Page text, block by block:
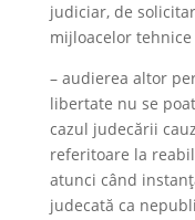
judiciar, de
mijloacelor
– audierea altor
libertate nu se
cazul judecării
referitoare la
atunci când
judecată ca